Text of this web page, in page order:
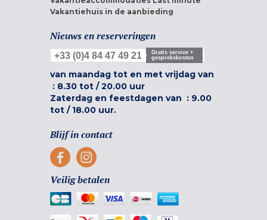
Vakantiehuis in de aanbieding
Nieuws en reserveringen
+33 (0)4 84 47 49 21
Gratis service +
gesprekskosten
van maandag tot en met vrijdag van
: 8.30 tot /20.00 uur
Zaterdag en feestdagen van : 9.00
tot / 18.00 uur.
Blijf in contact
Veilig betalen